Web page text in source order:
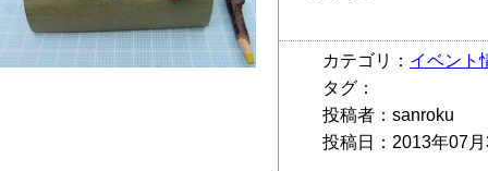
カテゴリ： イベント
タグ：
投稿者：sanroku
投稿日：2013年07